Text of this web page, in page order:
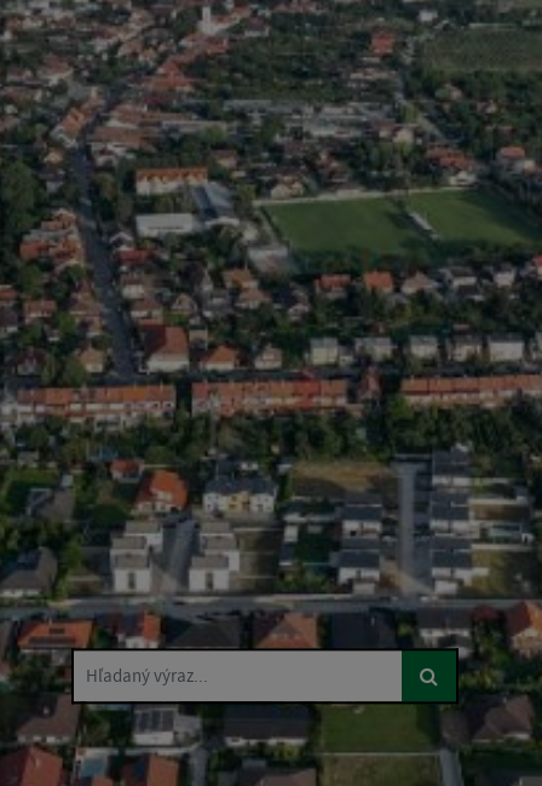
Hľadaný výraz...